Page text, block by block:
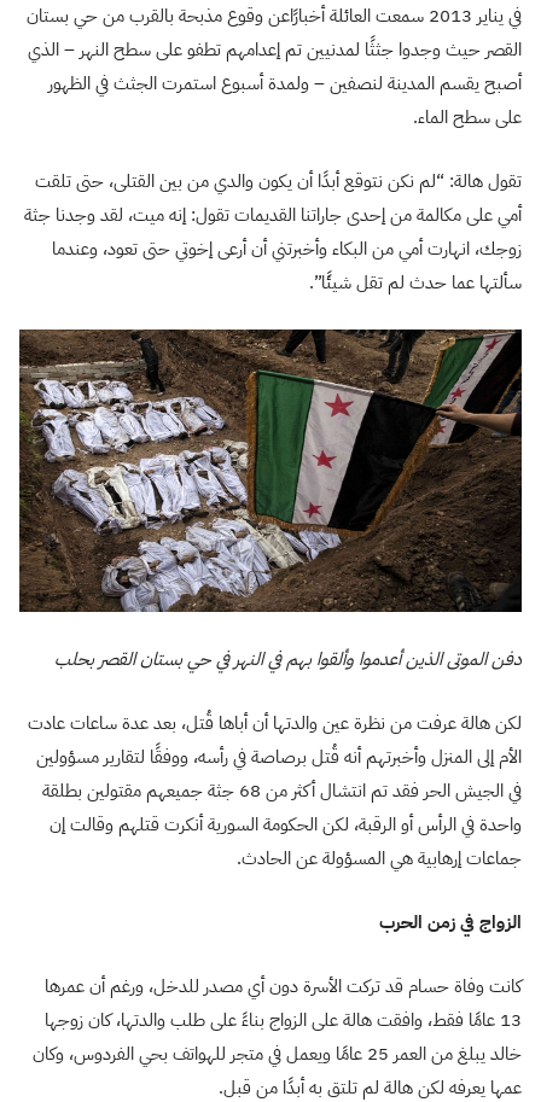
في يناير 2013 سمعت العائلة أخبارًاعن وقوع مذبحة بالقرب من حي بستان
القصر حيث وجدوا جثثًا لمدنيين تم إعدامهم تطفو على سطح النهر – الذي
أصبح يقسم المدينة لنصفين – ولمدة أسبوع استمرت الجثث في الظهور
على سطح الماء.
تقول هالة: “لم نكن نتوقع أبدًا أن يكون والدي من بين القتلى، حتى تلقت
أمي على مكالمة من إحدى جاراتنا القديمات تقول: إنه ميت، لقد وجدنا جثة
زوجك، انهارت أمي من البكاء وأخبرتني أن أرعى إخوتي حتى تعود، وعندما
سألتها عما حدث لم تقل شيئًا”.
دفن الموتى الذين أعدموا وألقوا بهم في النهر في حي بستان القصر بحلب
لكن هالة عرفت من نظرة عين والدتها أن أباها قُتل، بعد عدة ساعات عادت
الأم إلى المنزل وأخبرتهم أنه قُتل برصاصة في رأسه، ووفقًا لتقارير مسؤولين
في الجيش الحر فقد تم انتشال أكثر من 68 جثة جميعهم مقتولين بطلقة
واحدة في الرأس أو الرقبة، لكن الحكومة السورية أنكرت قتلهم وقالت إن
جماعات إرهابية هي المسؤولة عن الحادث.
الزواج في زمن الحرب
كانت وفاة حسام قد تركت الأسرة دون أي مصدر للدخل، ورغم أن عمرها
13 عامًا فقط، وافقت هالة على الزواج بناءً على طلب والدتها، كان زوجها
خالد يبلغ من العمر 25 عامًا ويعمل في متجر للهواتف بحي الفردوس، وكان
عمها يعرفه لكن هالة لم تلتق به أبدًا من قبل.